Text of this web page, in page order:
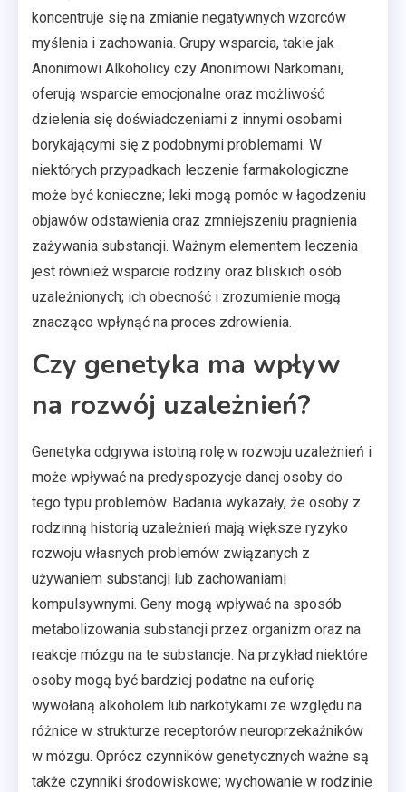
koncentruje się na zmianie negatywnych wzorców
myślenia i zachowania. Grupy wsparcia, takie jak
Anonimowi Alkoholicy czy Anonimowi Narkomani,
oferują wsparcie emocjonalne oraz możliwość
dzielenia się doświadczeniami z innymi osobami
borykającymi się z podobnymi problemami. W
niektórych przypadkach leczenie farmakologiczne
może być konieczne; leki mogą pomóc w łagodzeniu
objawów odstawienia oraz zmniejszeniu pragnienia
zażywania substancji. Ważnym elementem leczenia
jest również wsparcie rodziny oraz bliskich osób
uzależnionych; ich obecność i zrozumienie mogą
znacząco wpłynąć na proces zdrowienia.
Czy genetyka ma wpływ
na rozwój uzależnień?
Genetyka odgrywa istotną rolę w rozwoju uzależnień i
może wpływać na predyspozycje danej osoby do
tego typu problemów. Badania wykazały, że osoby z
rodzinną historią uzależnień mają większe ryzyko
rozwoju własnych problemów związanych z
używaniem substancji lub zachowaniami
kompulsywnymi. Geny mogą wpływać na sposób
metabolizowania substancji przez organizm oraz na
reakcje mózgu na te substancje. Na przykład niektóre
osoby mogą być bardziej podatne na euforię
wywołaną alkoholem lub narkotykami ze względu na
różnice w strukturze receptorów neuroprzekaźników
w mózgu. Oprócz czynników genetycznych ważne są
także czynniki środowiskowe; wychowanie w rodzinie